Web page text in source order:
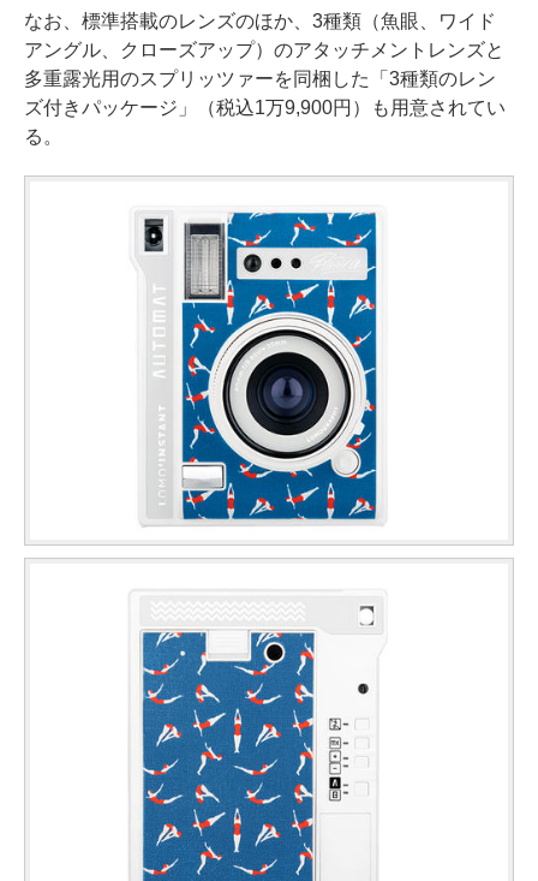
なお、標準搭載のレンズのほか、3種類（魚眼、ワイド
アングル、クローズアップ）のアタッチメントレンズと
多重露光用のスプリッツァーを同梱した「3種類のレン
ズ付きパッケージ」（税込1万9,900円）も用意されてい
る。